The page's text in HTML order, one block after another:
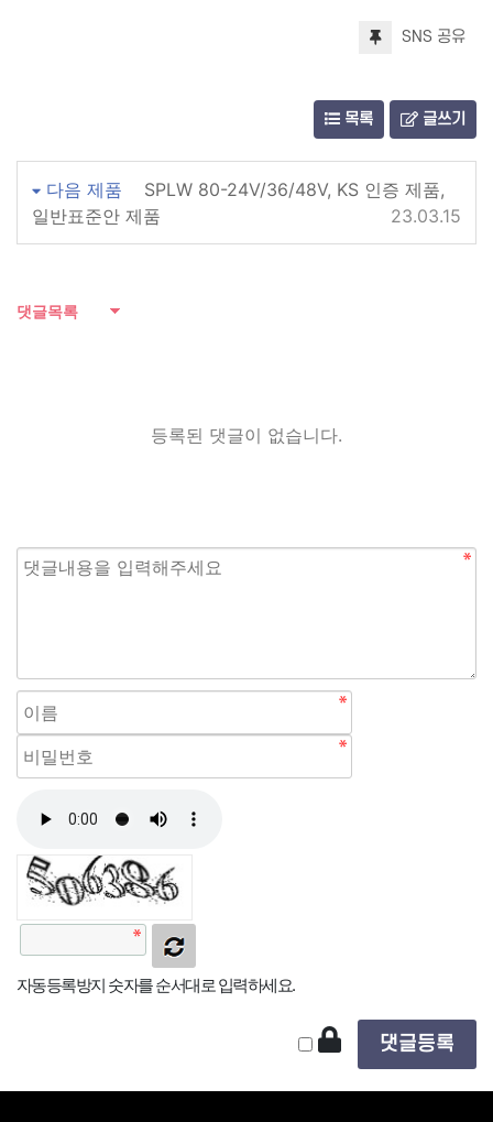
케이스 도면
SNS 공유
목록 글쓰기
다음 제품
SPLW 80-24V/36/48V, KS 인증 제품,
일반표준안 제품
23.03.15
댓글목록
등록된 댓글이 없습니다.
자동등록방지 숫자를 순서대로 입력하세요.